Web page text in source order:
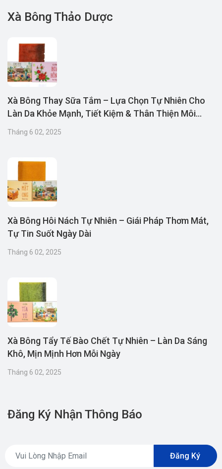
Xà Bông Thảo Dược
Xà Bông Thay Sữa Tắm – Lựa Chọn Tự Nhiên Cho
Làn Da Khỏe Mạnh, Tiết Kiệm & Thân Thiện Môi
Tháng 6 02, 2025
Xà Bông Hôi Nách Tự Nhiên – Giái Pháp Thơm Mát,
Tự Tin Suốt Ngày Dài
Tháng 6 02, 2025
Xà Bông Tẩy Tế Bào Chết Tự Nhiên – Làn Da Sáng
Khô, Mịn Mịnh Hơn Mỗi Ngày
Tháng 6 02, 2025
Đăng Ký Nhận Thông Báo
Đăng Ký